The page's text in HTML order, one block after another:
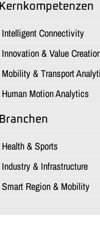
Kernkompetenzen
Intelligent Connectivity
Innovation & Value
Mobility & Transport
Human Motion Analytics
Branchen
Health & Sports
Industry & Infrastructure
Smart Region & Mobility